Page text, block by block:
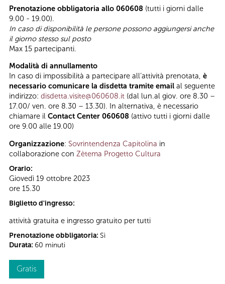
Prenotazione obbligatoria allo 060608 (tutti i giorni dalle
9.00 - 19.00).
In caso di disponibilità le persone possono aggiungersi anche
il giorno stesso sul posto
Max 15 partecipanti.
Modalità di annullamento
In caso di impossibilità a partecipare all’attività prenotata, è
necessario comunicare la disdetta tramite email al seguente
indirizzo: disdetta.visite@060608.it (dal lun.al giov. ore 8.30 –
17.00/ ven. ore 8.30 – 13.30). In alternativa, è necessario
chiamare il Contact Center 060608 (attivo tutti i giorni dalle
ore 9.00 alle 19.00)
Organizzazione: Sovrintendenza Capitolina in
collaborazione con Zètema Progetto Cultura
Orario:
Giovedì 19 ottobre 2023
ore 15.30
Biglietto d'ingresso:
attività gratuita e ingresso gratuito per tutti
Prenotazione obbligatoria: Sì
Durata: 60 minuti
Gratis